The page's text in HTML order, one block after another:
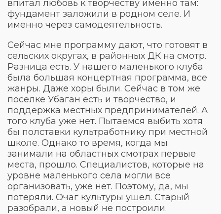
впитал любовь к творчеству именно там:
фундамент заложили в родном селе. И
именно через самодеятельность.
Сейчас мне программу дают, что готовят в
сельских округах, в районных ДК на смотр.
Разница есть. У нашего маленького клуба
была большая концертная программа, все
жанры. Даже хоры были. Сейчас в том же
поселке Убаган есть и творчество, и
поддержка местных предпринимателей. А
того клуба уже нет. Пытаемся выбить хотя
бы полставки культработнику при местной
школе. Однако то время, когда мы
занимали на областных смотрах первые
места, прошло. Специалистов, которые на
уровне маленького села могли все
организовать, уже нет. Поэтому, да, мы
потеряли. Очаг культуры ушел. Старый
разобрали, а новый не построили.